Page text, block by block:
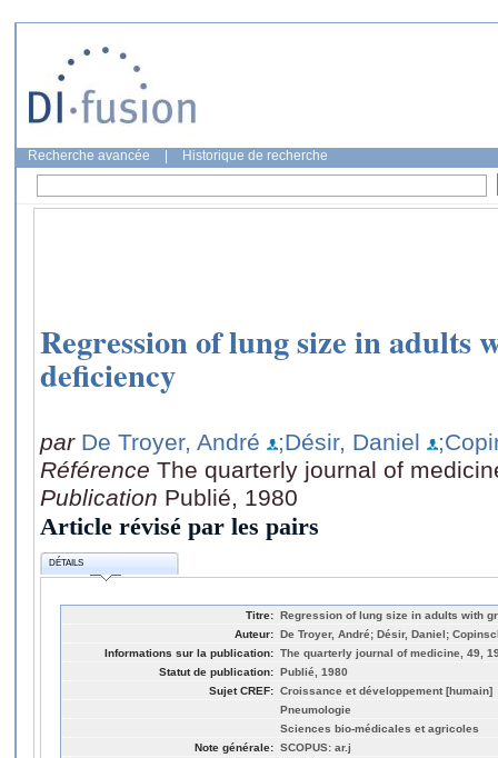
Recherche avancée Historique de recherche
Regression of lung size in adults
deficiency
par De Troyer, André ;Désir, Daniel
Référence The quarterly journal of
Publication Publié, 1980
Article révisé par les pairs
DÉTAILS
Titre: Regression of lung size in adults with
Auteur: De Troyer, André; Désir, Daniel;
Informations sur la publication: The quarterly journal of medicine, 49,
Statut de publication: Publié, 1980
Sujet CREF: Croissance et développement [humain]
Pneumologie
Sciences bio-médicales et agricoles
Note générale: SCOPUS: ar.j